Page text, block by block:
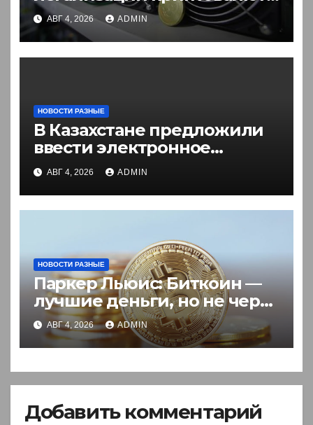
в России. Что нужно знать
АВГ 4, 2026 ADMIN
НОВОСТИ РАЗНЫЕ
В Казахстане предложили
ввести электронное
разрешение на въезд для
иностранцев
АВГ 4, 2026 ADMIN
НОВОСТИ РАЗНЫЕ
Паркер Льюис: Биткоин —
лучшие деньги, но не через
акции
АВГ 4, 2026 ADMIN
Добавить комментарий